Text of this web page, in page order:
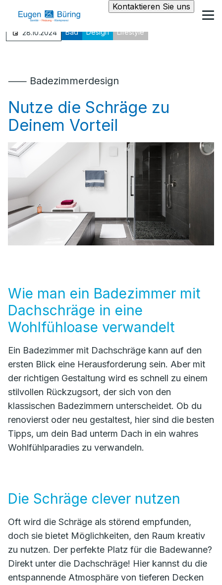
Kontaktieren Sie uns
28.10.2024 Bad Design Lifestyle
⸺ Badezimmerdesign
Nutze die Schräge zu
Deinem Vorteil
Wie man ein Badezimmer mit
Dachschräge in eine
Wohlfühloase verwandelt
Ein Badezimmer mit Dachschräge kann auf den
ersten Blick eine Herausforderung sein. Aber mit
der richtigen Gestaltung wird es schnell zu einem
stilvollen Rückzugsort, der sich von den
klassischen Badezimmern unterscheidet. Ob du
renovierst oder neu gestaltest, hier sind die besten
Tipps, um dein Bad unterm Dach in ein wahres
Wohlfühlparadies zu verwandeln.
Die Schräge clever nutzen
Oft wird die Schräge als störend empfunden,
doch sie bietet Möglichkeiten, den Raum kreativ
zu nutzen. Der perfekte Platz für die Badewanne?
Direkt unter die Dachschräge! Hier kannst du die
entspannende Atmosphäre von tieferen Decken